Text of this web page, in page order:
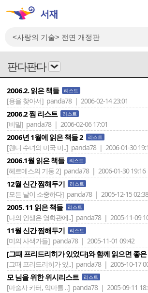
판다판다
2006.2. 읽은 책들 리스트
[용을 찾아서] panda78 | 2006-02-14 23:01
2006.2 찜 리스트 리스트
[비밀] panda78 | 2006-02-06 17:01
2006년 1월에 읽은 책들 2 리스트
[웬디 수녀의 미국 미..] panda78 | 2006-01-30
2006.1월 읽은 책들 리스트
[헤르메스의 기둥 2] panda78 | 2006-01-30 19:16
12월 신간 찜해두기 리스트
[모든 날이 소중하다] panda78 | 2005-12-15
2005. 11 읽은 책들 리스트
[나의 인생은 영화관에..] panda78 | 2005-11-09
11월 신간 찜해두기 리스트
[미의 사색가들] panda78 | 2005-11-01 09:42
[그때 프리드리히가 있었다]와 함께 읽으면 좋
[그때 프리드리히가 있..] panda78 | 2005-10-17
모 님을 위한 위시리스트 리스트
[마술사 카터, 악마를 ..] panda78 | 2005-09-11